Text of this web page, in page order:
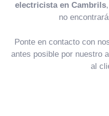
electricista en Cambrils
no
Ponte en contacto con
antes posible por nuestro
al